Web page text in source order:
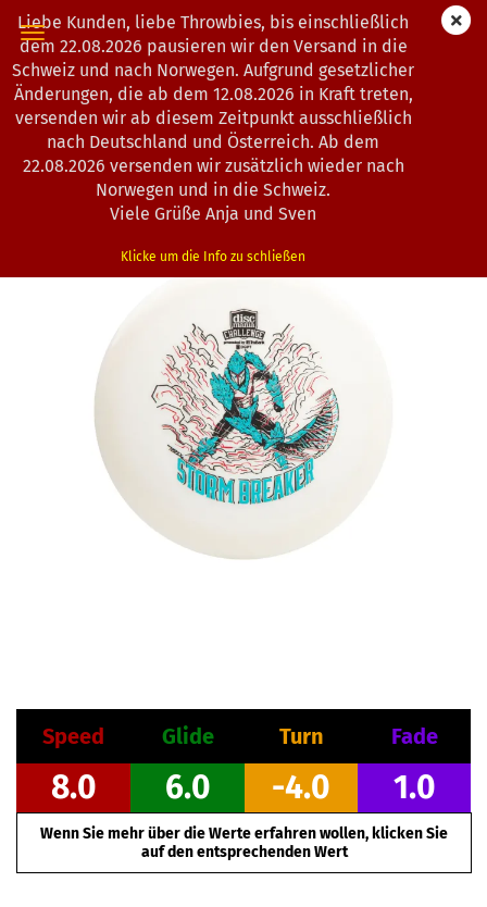
Liebe Kunden, liebe Throwbies, bis einschließlich
dem 22.08.2026 pausieren wir den Versand in die
Schweiz und nach Norwegen. Aufgrund gesetzlicher
Änderungen, die ab dem 12.08.2026 in Kraft treten,
versenden wir ab diesem Zeitpunkt ausschließlich
nach Deutschland und Österreich. Ab dem
22.08.2026 versenden wir zusätzlich wieder nach
Norwegen und in die Schweiz.
Viele Grüße Anja und Sven
Klicke um die Info zu schließen
« Erster « zurück weiter »
Letzter »
Artikel in dieser Kategorie
Discmania | Function | Evolution Neo | Storm Breaker |
Discmania Challenge Fundraiser
0803239)
Speed Glide Turn Fade
8.0 6.0 -4.0 1.0
Wenn Sie mehr über die Werte erfahren wollen, klicken Sie
auf den entsprechenden Wert